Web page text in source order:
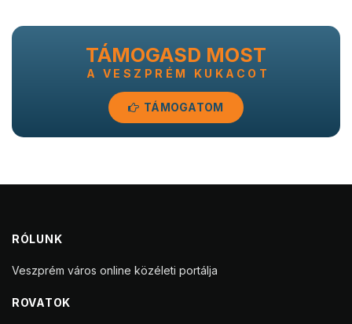
TÁMOGASD MOST
A VESZPRÉM KUKACOT
TÁMOGATOM
RÓLUNK
Veszprém város online közéleti portálja
ROVATOK